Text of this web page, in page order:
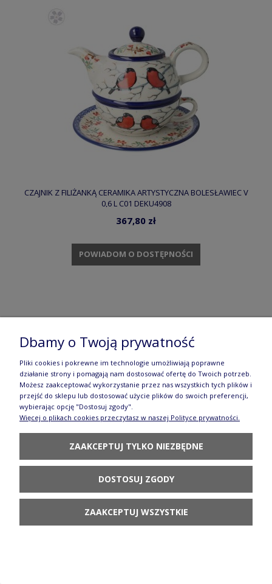
CZAJNIK Z FILIŻANKĄ CERAMIKA ARTYSTYCZNA BOLESŁAWIEC V
0,6 L C01 DEKU4908
367,80 zł
POWIADOM O DOSTĘPNOŚCI
CZAJNIK Z FILIŻANKĄ CERAMIKA ARTYSTYCZNA BOLESŁAWIEC V
Dbamy o Twoją prywatność
Pliki cookies i pokrewne im technologie umożliwiają poprawne
działanie strony i pomagają nam dostosować ofertę do Twoich potrzeb.
Możesz zaakceptować wykorzystanie przez nas wszystkich tych plików i
przejść do sklepu lub dostosować użycie plików do swoich preferencji,
wybierając opcję "Dostosuj zgody".
Więcej o plikach cookies przeczytasz w naszej Polityce prywatności.
ZAAKCEPTUJ TYLKO NIEZBĘDNE
DOSTOSUJ ZGODY
ZAAKCEPTUJ WSZYSTKIE